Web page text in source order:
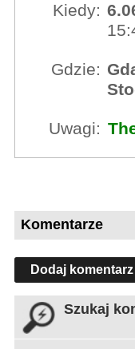
Kiedy:
Gdzie:
Uwagi:
Komentarze
Dodaj komentarz
Szukaj